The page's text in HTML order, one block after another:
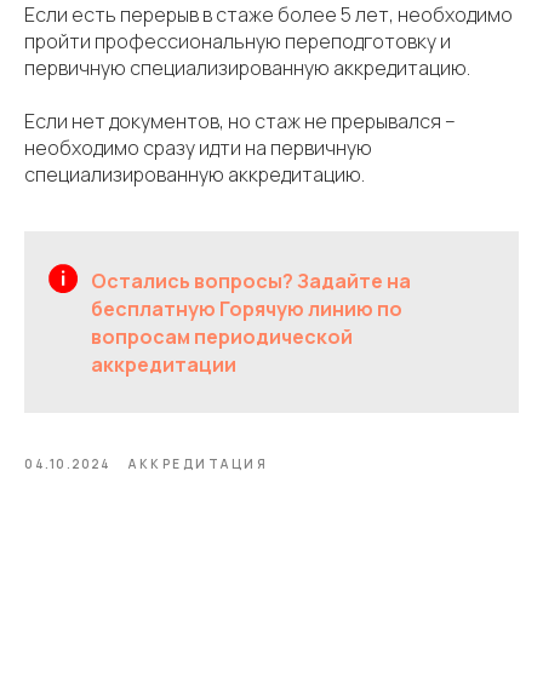
Если есть перерыв в стаже более 5 лет, необходимо
пройти профессиональную переподготовку и
первичную специализированную аккредитацию.
Если нет документов, но стаж не прерывался –
необходимо сразу идти на первичную
специализированную аккредитацию.
Остались вопросы? Задайте на
бесплатную Горячую линию по
вопросам периодической
аккредитации
04.10.2024 АККРЕДИТАЦИЯ